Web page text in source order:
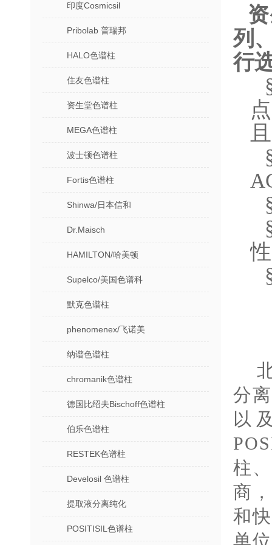
印度Cosmicsil
Pribolab 普瑞邦
HALO色谱柱
住友色谱柱
资生堂色谱柱
MEGA色谱柱
波士顿色谱柱
Fortis色谱柱
Shinwa/日本信和
Dr.Maisch
HAMILTON/哈美顿
Supelco/美国色谱科
默克色谱柱
phenomenex/飞诺美
纳谱色谱柱
chromanik色谱柱
德国比绍夫Bischoff色谱柱
伯乐色谱柱
RESTEK色谱柱
Develosil 色谱柱
提取液分离纯化
POSITISIL色谱柱
列
行
分
以
柱
商
和
单